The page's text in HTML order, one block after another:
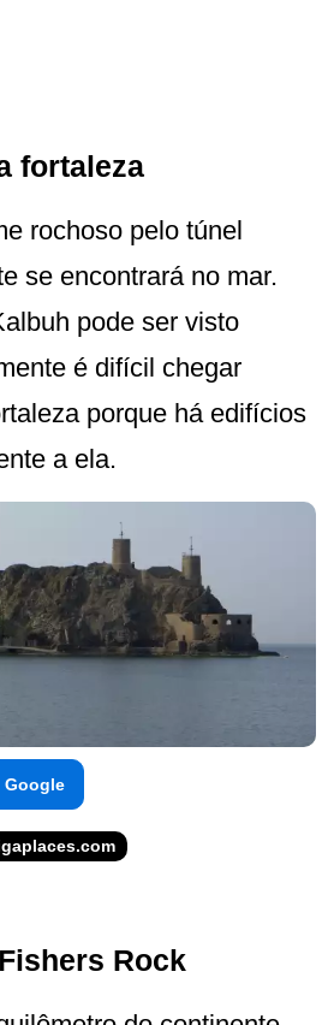
fortaleza
rochoso pelo túnel
se encontrará no mar.
pode ser visto
é difícil chegar
porque há edifícios
a ela.
Google
Rock